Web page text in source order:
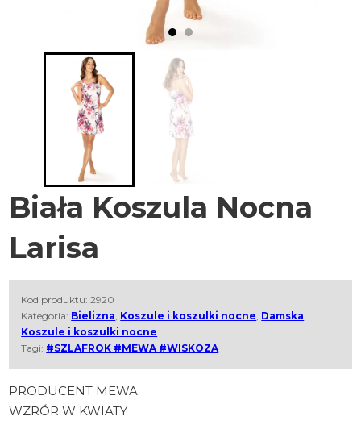
Biała Koszula Nocna
Larisa
Kod produktu:2920
Kategoria: Bielizna Koszule i koszulki nocne Damska
Koszule i koszulki nocne
Tagi: #SZLAFROK #MEWA #WISKOZA
PRODUCENT MEWA
WZRÓR W KWIATY